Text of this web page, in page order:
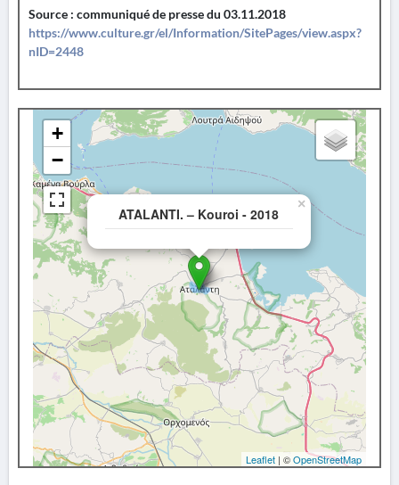
Source : communiqué de presse du 03.11.2018
https://www.culture.gr/el/Information/SitePages/view.aspx?
nID=2448
ATALANTI. – Kouroi - 2018
×
+
−
Leaflet | ©OpenStreetMap